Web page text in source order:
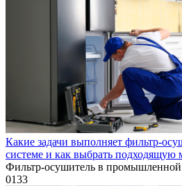
Какие задачи выполняет фильтр-
системе и как выбрать подходящую
Фильтр-осушитель в промышленной
0133